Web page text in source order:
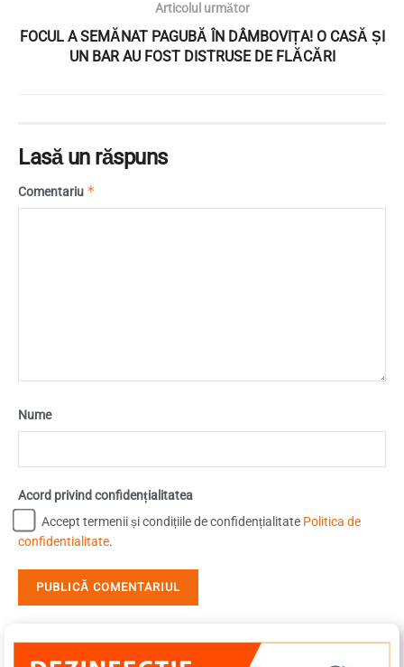
Articolul următor
FOCUL A SEMĂNAT PAGUBĂ ÎN DÂMBOVIȚA! O CASĂ ȘI
UN BAR AU FOST DISTRUSE DE FLĂCĂRI
Lasă un răspuns
Comentariu *
Nume
Acord privind confidențialitatea
Accept termenii și condițiile de confidențialitate Politica de
confidentialitate.